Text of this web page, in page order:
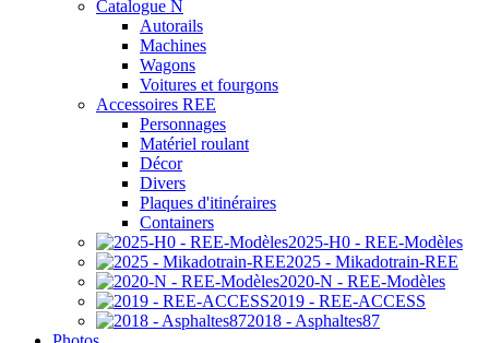
Catalogue N
Autorails
Machines
Wagons
Voitures et fourgons
Accessoires REE
Personnages
Matériel roulant
Décor
Divers
Plaques d'itinéraires
Containers
2025-H0 - REE-Modèles
2025 - Mikadotrain-REE
2020-N - REE-Modèles
2019 - REE-ACCESS
2018 - Asphaltes87